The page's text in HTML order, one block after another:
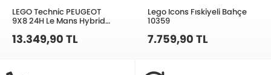
LEGO Technic PEUGEOT
9X8 24H Le Mans Hybrid
Hypercar 42156 Yapım Seti
(1775 Parça)
13.349,90 TL
Lego Icons Fıskiyeli Bahçe
10359
7.759,90 TL